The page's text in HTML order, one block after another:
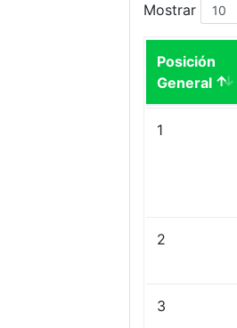
Mostrar
Posición
General
1
2
3